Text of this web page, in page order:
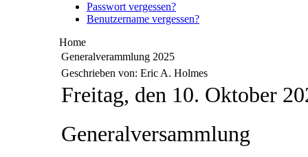
Passwort vergessen?
Benutzername vergessen?
Home
Generalverammlung 2025
Geschrieben von: Eric A. Holmes
Freitag, den 10. Oktober
Generalversammlung